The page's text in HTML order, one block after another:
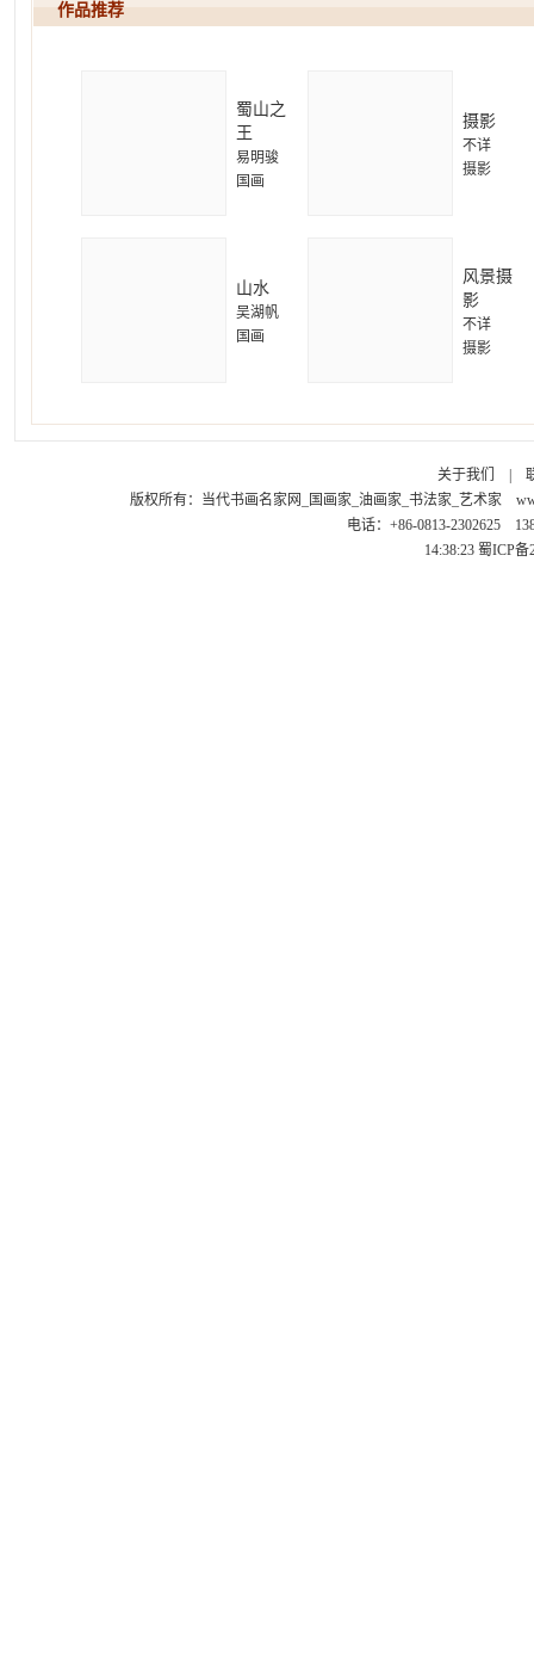
作品推荐
蜀山之
王
易明骏
国画
摄影
不详
摄影
山水
吴湖帆
国画
风景摄
影
不详
摄影
关于我们
版权所有： 当代书画名家网_国画家_油画家_书法家_艺术家
电话：+86-0813-2302625
14:38:23 蜀ICP备